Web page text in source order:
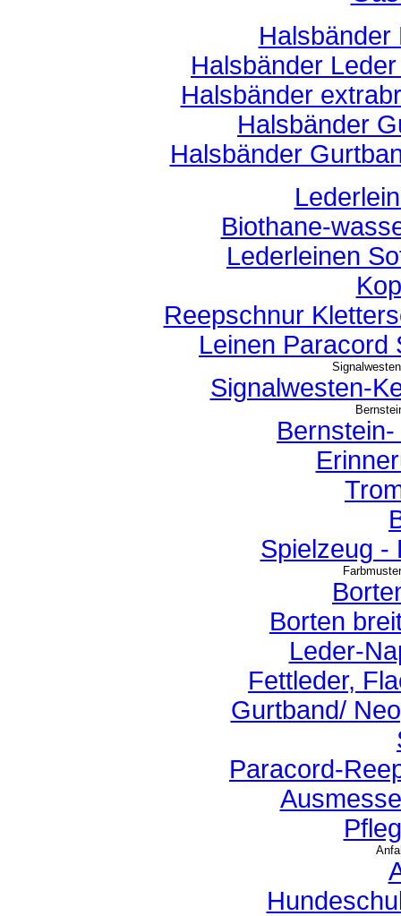
Halsbänder
Halsbänder
Halsbänder
Halsbänder
Halsbänder
Biothane-
Lederleinen
Reepschnur
Leinen Paracord
Signalwesten-
Spielzeug -
Borten
Leder-
Fettleder,
Gurtband/
Paracord-